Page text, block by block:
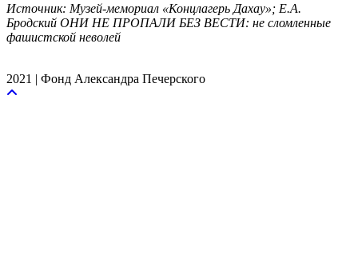
Источник: Музей-мемориал «Концлагерь Дахау»; Е.А.
Бродский ОНИ НЕ ПРОПАЛИ БЕЗ ВЕСТИ: не сломленные
фашистской неволей
2021 | Фонд Александра Печерского